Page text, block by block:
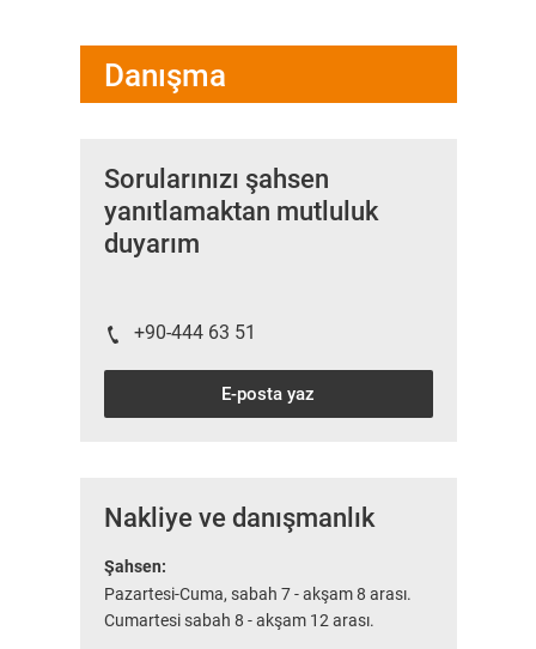
Danışma
Sorularınızı şahsen
yanıtlamaktan mutluluk
duyarım
+90-444 63 51
E-posta yaz
Nakliye ve danışmanlık
Şahsen:
Pazartesi-Cuma, sabah 7 - akşam 8 arası.
Cumartesi sabah 8 - akşam 12 arası.